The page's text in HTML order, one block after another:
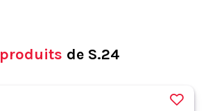
produits de S.24